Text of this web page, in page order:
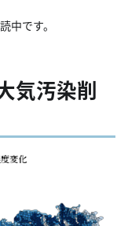
中です。
気汚染削